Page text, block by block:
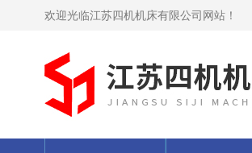
欢迎光临江苏四机机床有限公司网站！